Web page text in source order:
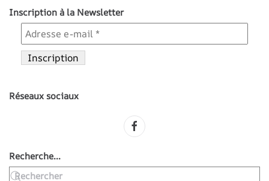
Inscription à la Newsletter
Réseaux sociaux
Recherche...